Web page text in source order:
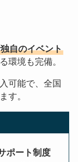
自のイベント
環境も完備。
可能で、全国
す。
ポート制度